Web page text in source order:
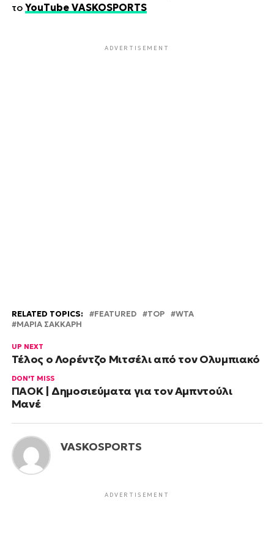
το YouTube VASKOSPORTS
ADVERTISEMENT
RELATED TOPICS: FEATURED TOP
WTA
ΜΑΡΙΑ ΣΑΚΚΑΡΗ
UP NEXT
Τέλος ο Λορέντζο Μιτσέλι από τον Ολυμπιακό
DON'T MISS
ΠΑΟΚ | Δημοσιεύματα για τον Αμπντούλι
Μανέ
VASKOSPORTS
ADVERTISEMENT